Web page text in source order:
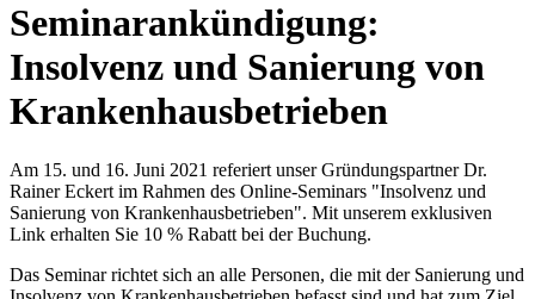
Seminarankündigung:
Insolvenz und Sanierung von
Krankenhausbetrieben
Am 15. und 16. Juni 2021 referiert unser Gründungspartner Dr.
Rainer Eckert im Rahmen des Online-Seminars "Insolvenz und
Sanierung von Krankenhausbetrieben". Mit unserem exklusiven
Link erhalten Sie 10 % Rabatt bei der Buchung.
Das Seminar richtet sich an alle Personen, die mit der Sanierung und